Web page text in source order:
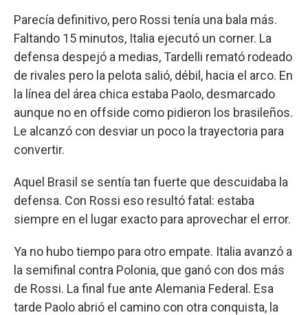
Parecía definitivo, pero Rossi tenía una bala más.
Faltando 15 minutos, Italia ejecutó un corner. La
defensa despejó a medias, Tardelli remató rodeado
de rivales pero la pelota salió, débil, hacia el arco. En
la línea del área chica estaba Paolo, desmarcado
aunque no en offside como pidieron los brasileños.
Le alcanzó con desviar un poco la trayectoria para
convertir.
Aquel Brasil se sentía tan fuerte que descuidaba la
defensa. Con Rossi eso resultó fatal: estaba
siempre en el lugar exacto para aprovechar el error.
Ya no hubo tiempo para otro empate. Italia avanzó a
la semifinal contra Polonia, que ganó con dos más
de Rossi. La final fue ante Alemania Federal. Esa
tarde Paolo abrió el camino con otra conquista, la